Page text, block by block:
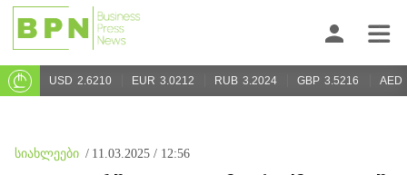
USD 2.6210 EUR 3.0212 RUB 3.2024 GBP 3.5216 AED
სიახლეები / 11.03.2025 / 12:56